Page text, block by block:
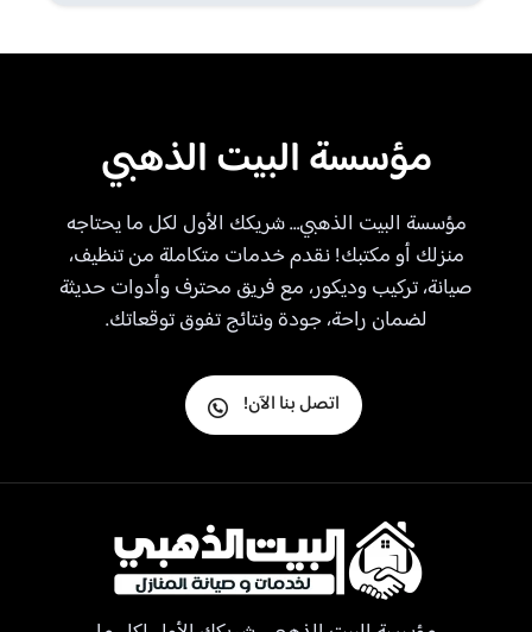
مؤسسة البيت الذهبي
مؤسسة البيت الذهبي… شريكك الأول لكل ما يحتاجه
منزلك أو مكتبك! نقدم خدمات متكاملة من تنظيف،
صيانة، تركيب وديكور، مع فريق محترف وأدوات حديثة
لضمان راحة، جودة ونتائج تفوق توقعاتك.
اتصل بنا الآن!